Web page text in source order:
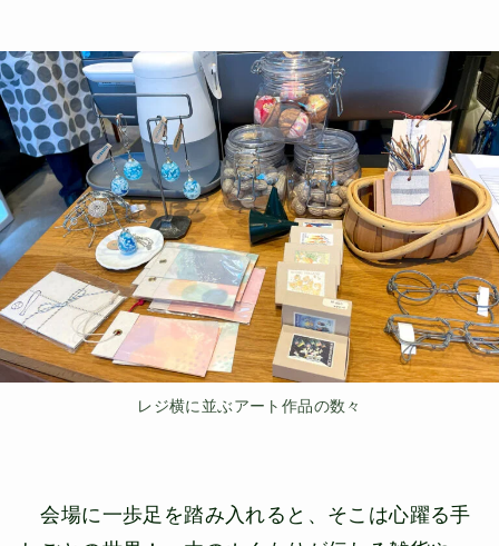
レジ横に並ぶアート作品の数々
会場に一歩足を踏み入れると、そこは心躍る手